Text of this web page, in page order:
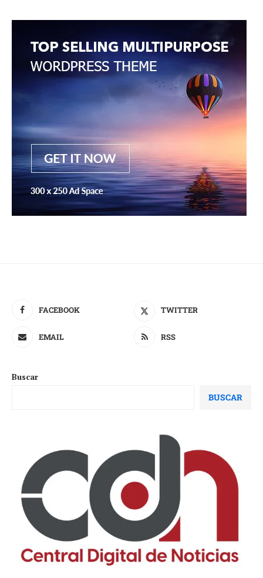
FACEBOOK TWITTER
EMAIL RSS
Buscar
BUSCAR